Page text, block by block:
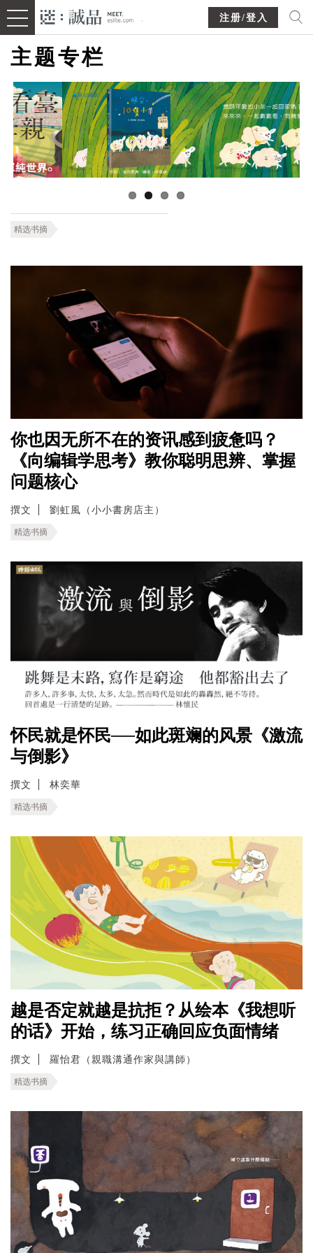
注册/登入
主题专栏
精选书摘
你也因无所不在的资讯感到疲惫吗？
《向编辑学思考》教你聪明思辨、掌握
问题核心
撰文 劉虹風（小小書房店主）
精选书摘
怀民就是怀民──如此斑斓的风景《激流
与倒影》
撰文 林奕華
精选书摘
越是否定就越是抗拒？从绘本《我想听
的话》开始，练习正确回应负面情绪
撰文 羅怡君（親職溝通作家與講師）
精选书摘